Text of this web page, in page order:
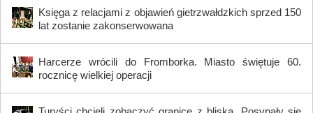
Księga z relacjami z objawień gietrzwałdzkich sprzed 150
lat zostanie zakonserwowana
Harcerze wrócili do Fromborka. Miasto świętuje 60.
rocznicę wielkiej operacji